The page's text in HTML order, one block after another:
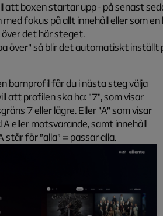
att boxen startar upp - på senast
fokus på allt innehåll eller som
det här steget.
över” så blir det automatiskt inställt
barnprofil får du i nästa steg välja
att profilen ska ha: ”7”, som visar
7 eller lägre. Eller ”A” som visar
eller motsvarande, samt innehåll
för ”alla” = passar alla.